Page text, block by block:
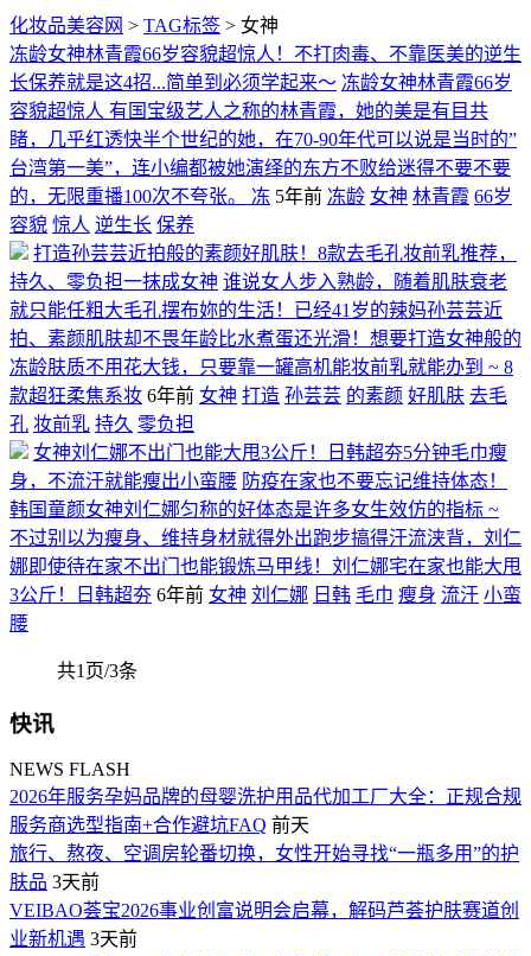
化妆品美容网 > TAG标签 > 女神
冻龄女神林青霞66岁容貌超惊人！不打肉毒、不靠医美的逆生
长保养就是这4招...简单到必须学起来～ 冻龄女神林青霞66岁
容貌超惊人 有国宝级艺人之称的林青霞，她的美是有目共
睹，几乎红透快半个世纪的她，在70-90年代可以说是当时的”
台湾第一美”，连小编都被她演绎的东方不败给迷得不要不要
的，无限重播100次不夸张。 冻 5年前 冻龄 女神 林青霞 66岁
容貌 惊人 逆生长 保养
打造孙芸芸近拍般的素颜好肌肤！8款去毛孔妆前乳推荐，
持久、零负担一抹成女神 谁说女人步入熟龄，随着肌肤衰老
就只能任粗大毛孔摆布妳的生活！已经41岁的辣妈孙芸芸近
拍、素颜肌肤却不畏年龄比水煮蛋还光滑！想要打造女神般的
冻龄肤质不用花大钱，只要靠一罐高机能妆前乳就能办到 ~ 8
款超狂柔焦系妆 6年前 女神 打造 孙芸芸 的素颜 好肌肤 去毛
孔 妆前乳 持久 零负担
女神刘仁娜不出门也能大甩3公斤！日韩超夯5分钟毛巾瘦
身，不流汗就能瘦出小蛮腰 防疫在家也不要忘记维持体态！
韩国童颜女神刘仁娜匀称的好体态是许多女生效仿的指标 ~
不过别以为瘦身、维持身材就得外出跑步搞得汗流浃背，刘仁
娜即使待在家不出门也能锻炼马甲线！刘仁娜宅在家也能大甩
3公斤！日韩超夯 6年前 女神 刘仁娜 日韩 毛巾 瘦身 流汗 小蛮
腰
共1页/3条
快讯
NEWS FLASH
2026年服务孕妈品牌的母婴洗护用品代加工厂大全：正规合规
服务商选型指南+合作避坑FAQ 前天
旅行、熬夜、空调房轮番切换，女性开始寻找“一瓶多用”的护
肤品 3天前
VEIBAO荟宝2026事业创富说明会启幕，解码芦荟护肤赛道创
业新机遇 3天前